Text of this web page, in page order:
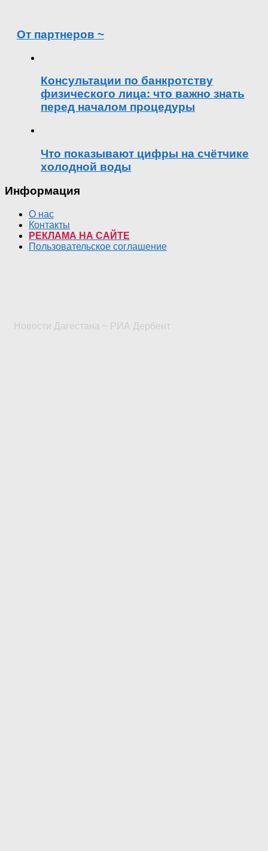
От партнеров ~
Консультации по банкротству
физического лица: что важно знать
перед началом процедуры
Что показывают цифры на счётчике
холодной воды
Информация
О нас
Контакты
РЕКЛАМА НА САЙТЕ
Пользовательское соглашение
Новости Дагестана ~ РИА Дербент